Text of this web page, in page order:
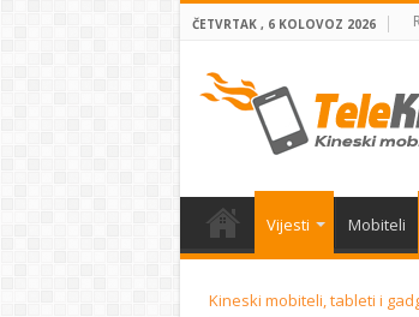
ČETVRTAK , 6 KOLOVOZ 2026
Vijesti Mobiteli
Kineski mobiteli, tableti i